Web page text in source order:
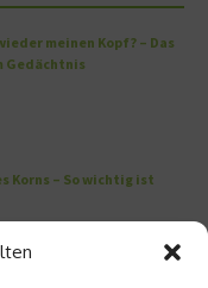
meinen Kopf? – Das
Gedächtnis
Korns – So wichtig ist